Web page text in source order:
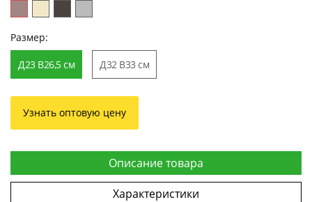
Размер:
Д23 В26,5 см Д32 В33 см
Узнать оптовую цену
Описание товара
Характеристики